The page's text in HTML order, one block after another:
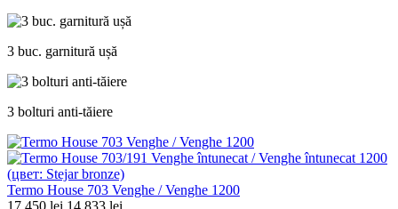
3 buc. garnitură ușă
3 bolturi anti-tăiere
Termo House 703 Venghe / Venghe 1200
17 450 lei 14 833 lei